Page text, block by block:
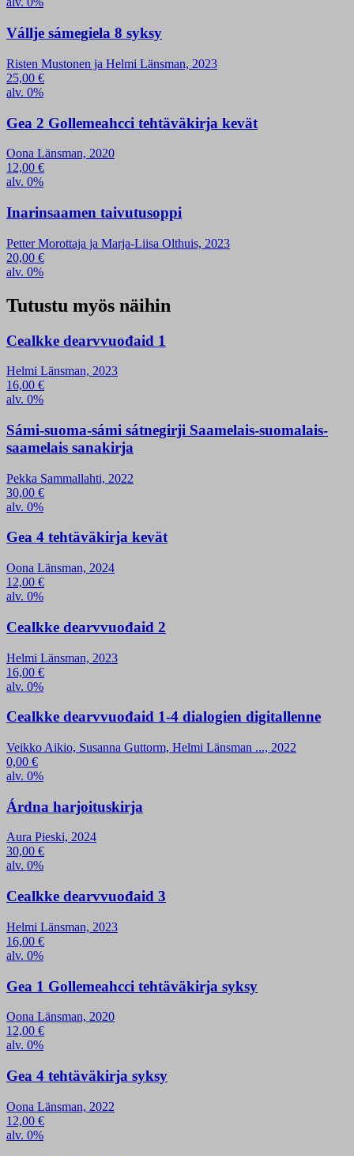
Vállje sámegiela 8 syksy
Risten Mustonen ja Helmi Länsman, 2023
25,00 €
alv. 0%
Gea 2 Gollemeahcci tehtäväkirja kevät
Oona Länsman, 2020
12,00 €
alv. 0%
Inarinsaamen taivutusoppi
Petter Morottaja ja Marja-Liisa Olthuis, 2023
20,00 €
alv. 0%
Tutustu myös näihin
Cealkke dearvvuođaid 1
Helmi Länsman, 2023
16,00 €
alv. 0%
Sámi-suoma-sámi sátnegirji Saamelais-suomalais-
saamelais sanakirja
Pekka Sammallahti, 2022
30,00 €
alv. 0%
Gea 4 tehtäväkirja kevät
Oona Länsman, 2024
12,00 €
alv. 0%
Cealkke dearvvuođaid 2
Helmi Länsman, 2023
16,00 €
alv. 0%
Cealkke dearvvuođaid 1-4 dialogien digitallenne
Veikko Aikio, Susanna Guttorm, Helmi Länsman ..., 2022
0,00 €
alv. 0%
Árdna harjoituskirja
Aura Pieski, 2024
30,00 €
alv. 0%
Cealkke dearvvuođaid 3
Helmi Länsman, 2023
16,00 €
alv. 0%
Gea 1 Gollemeahcci tehtäväkirja syksy
Oona Länsman, 2020
12,00 €
alv. 0%
Gea 4 tehtäväkirja syksy
Oona Länsman, 2022
12,00 €
alv. 0%